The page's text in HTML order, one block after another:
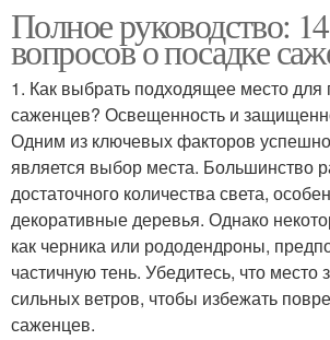
Полное руководство:
вопросов о посадке
1. Как выбрать подходящее место для
саженцев? Освещенность и
Одним из ключевых факторов
является выбор места. Большинство
достаточного количества света,
декоративные деревья. Однако
как черника или рододендроны,
частичную тень. Убедитесь, что
сильных ветров, чтобы избежать
саженцев.